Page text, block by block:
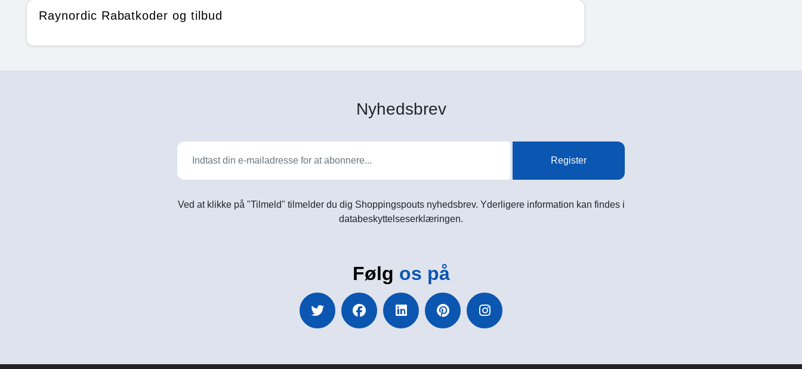
Raynordic Rabatkoder og tilbud
Nyhedsbrev
Register
Ved at klikke på "Tilmeld" tilmelder du dig Shoppingspouts nyhedsbrev. Yderligere information kan findes i
databeskyttelseserklæringen.
Følg os på